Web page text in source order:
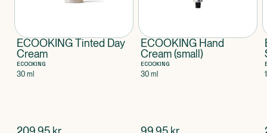
ECOOKING Tinted Day
Cream
ECOOKING
30 ml
$nuværende pris
ECOOKING Hand
Cream (small)
ECOOKING
30 ml
$nuværende pris